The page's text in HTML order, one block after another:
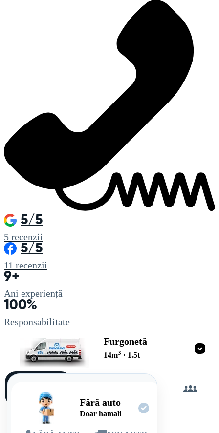
5/5
5 recenzii
5/5
11 recenzii
9+
Ani experiență
100%
Responsabilitate
Furgonetă
14m3 · 1.5t
Fără auto
Doar hamali
singur